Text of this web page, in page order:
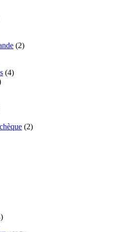
(2)
(4)
(2)